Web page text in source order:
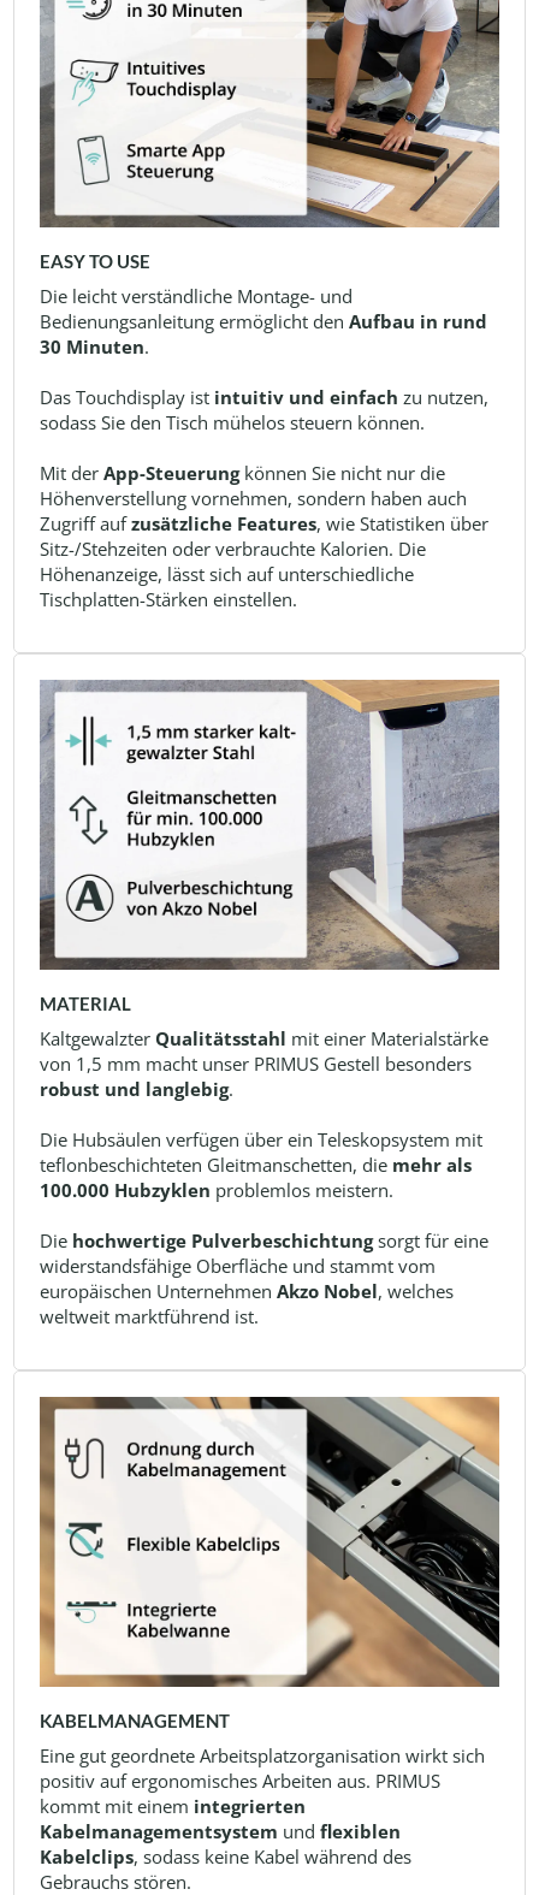
EASY TO USE
Die leicht verständliche Montage- und
Bedienungsanleitung ermöglicht den Aufbau in rund
30 Minuten.
Das Touchdisplay ist intuitiv und einfach zu nutzen,
sodass Sie den Tisch mühelos steuern können.
Mit derApp-Steuerungkönnen Sie nicht nur die
Höhenverstellung vornehmen, sondern haben auch
Zugriff aufzusätzliche Features, wie Statistiken über
Sitz-/Stehzeiten oder verbrauchte Kalorien. Die
Höhenanzeige, lässt sich auf unterschiedliche
Tischplatten-Stärken einstellen.
MATERIAL
Kaltgewalzter Qualitätsstahl mit einer Materialstärke
von 1,5 mm macht unser PRIMUS Gestell besonders
robust und langlebig.
Die Hubsäulen verfügen über ein Teleskopsystem mit
teflonbeschichteten Gleitmanschetten, die mehr als
100.000 Hubzyklen problemlos meistern.
Die hochwertige Pulverbeschichtungsorgt für eine
widerstandsfähige Oberfläche und stammt vom
europäischen UnternehmenAkzo Nobel, welches
weltweit marktführend ist.
KABELMANAGEMENT
Eine gut geordnete Arbeitsplatzorganisation wirkt sich
positiv auf ergonomisches Arbeiten aus. PRIMUS
kommt mit einem integrierten
Kabelmanagementsystem undflexiblen
Kabelclips, sodass keine Kabel während des
Gebrauchs stören.